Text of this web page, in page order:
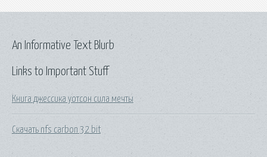
Links to Important Stuff
Книга джессика уотсон сила мечты
Скачать nfs carbon 32 bit
An Informative Text Blurb